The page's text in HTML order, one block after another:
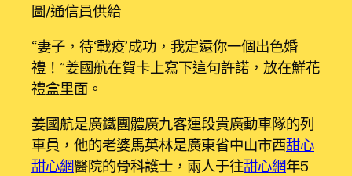
圖/通信員供給
“妻子，待‘戰疫’成功，我定還你一個出色婚
禮！”姜國航在賀卡上寫下這句許諾，放在鮮花
禮盒里面。
姜國航是廣鐵團體廣九客運段貴廣動車隊的列
車員，他的老婆馬英林是廣東省中山市西甜心
甜心網醫院的骨科護士，兩人于往甜心網年5